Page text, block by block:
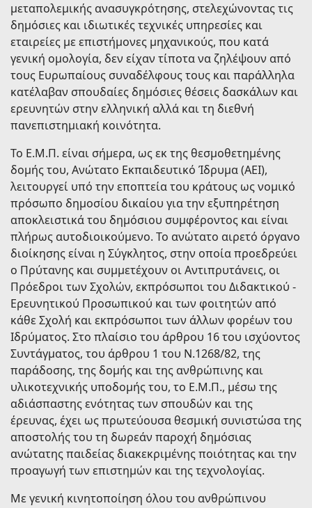
μεταπολεμικής ανασυγκρότησης, στελεχώνοντας τις
δημόσιες και ιδιωτικές τεχνικές υπηρεσίες και
εταιρείες με επιστήμονες μηχανικούς, που κατά
γενική ομολογία, δεν είχαν τίποτα να ζηλέψουν από
τους Ευρωπαίους συναδέλφους τους και παράλληλα
κατέλαβαν σπουδαίες δημόσιες θέσεις δασκάλων και
ερευνητών στην ελληνική αλλά και τη διεθνή
πανεπιστημιακή κοινότητα.
Το Ε.Μ.Π. είναι σήμερα, ως εκ της θεσμοθετημένης
δομής του, Ανώτατο Εκπαιδευτικό Ίδρυμα (ΑΕΙ),
λειτουργεί υπό την εποπτεία του κράτους ως νομικό
πρόσωπο δημοσίου δικαίου για την εξυπηρέτηση
αποκλειστικά του δημόσιου συμφέροντος και είναι
πλήρως αυτοδιοικούμενο. Το ανώτατο αιρετό όργανο
διοίκησης είναι η Σύγκλητος, στην οποία προεδρεύει
ο Πρύτανης και συμμετέχουν οι Αντιπρυτάνεις, οι
Πρόεδροι των Σχολών, εκπρόσωποι του Διδακτικού -
Ερευνητικού Προσωπικού και των φοιτητών από
κάθε Σχολή και εκπρόσωποι των άλλων φορέων του
Ιδρύματος. Στο πλαίσιο του άρθρου 16 του ισχύοντος
Συντάγματος, του άρθρου 1 του Ν.1268/82, της
παράδοσης, της δομής και της ανθρώπινης και
υλικοτεχνικής υποδομής του, το Ε.Μ.Π., μέσω της
αδιάσπαστης ενότητας των σπουδών και της
έρευνας, έχει ως πρωτεύουσα θεσμική συνιστώσα της
αποστολής του τη δωρεάν παροχή δημόσιας
ανώτατης παιδείας διακεκριμένης ποιότητας και την
προαγωγή των επιστημών και της τεχνολογίας.
Με γενική κινητοποίηση όλου του ανθρώπινου